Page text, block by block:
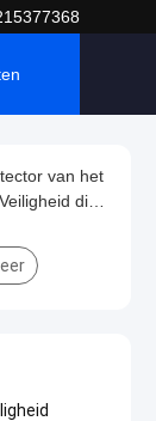
van het
die,